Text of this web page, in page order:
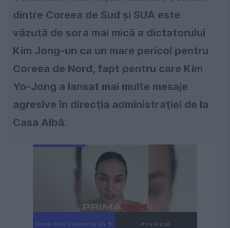
dintre Coreea de Sud şi SUA este
văzută de sora mai mică a dictatorului
Kim Jong-un ca un mare pericol pentru
Coreea de Nord, fapt pentru care Kim
Yo-Jong a lansat mai multe mesaje
agresive în direcţia administraţiei de la
Casa Albă.
Următorul videoclip în 4 Anulează